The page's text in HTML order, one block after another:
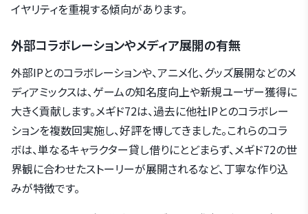
イヤリティを重視する傾向があります。
外部コラボレーションやメディア展開の有無
外部IPとのコラボレーションや、アニメ化、グッズ展開などのメ
ディアミックスは、ゲームの知名度向上や新規ユーザー獲得に
大きく貢献します。メギド72は、過去に他社IPとのコラボレー
ションを複数回実施し、好評を博してきました。これらのコラ
ボは、単なるキャラクター貸し借りにとどまらず、メギド72の世
界観に合わせたストーリーが展開されるなど、丁寧な作り込
みが特徴です。